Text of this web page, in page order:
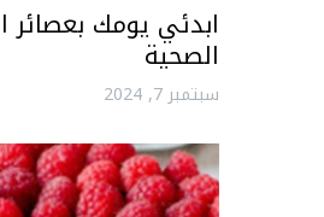
ابدئي يومك بعصائر
الصحية
سبتمبر 7, 2024